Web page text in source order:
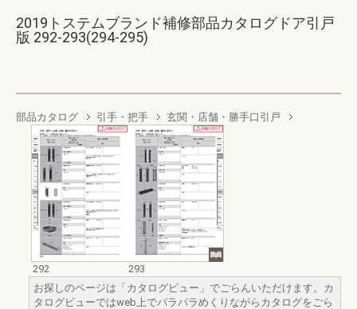
2019トステムブランド補修部品カタログドア引戸
版 292-293(294-295)
部品カタログ 引手・把手 玄関・店舗・勝手口引戸
292
293
お探しのページは「カタログビュー」でごらんいただけます。カ
タログビューではweb上でパラパラめくりながらカタログをごら